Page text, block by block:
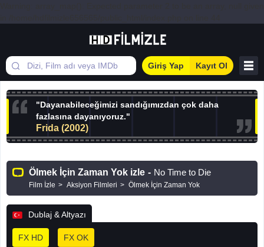
Giriş Yap Kayıt Ol
"Dayanabileceğimizi sandığımızdan çok daha
fazlasına dayanıyoruz."
Frida (2002)
Ölmek İçin Zaman Yok izle - No Time to Die
Film İzle Aksiyon Filmleri Ölmek İçin Zaman Yok
Dublaj & Altyazı
FX HD FX OK